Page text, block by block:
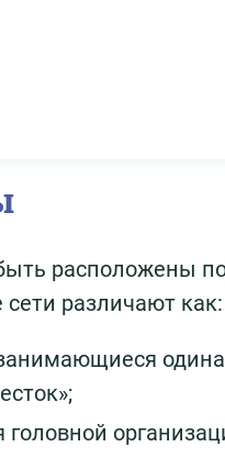
расположены
различают как: